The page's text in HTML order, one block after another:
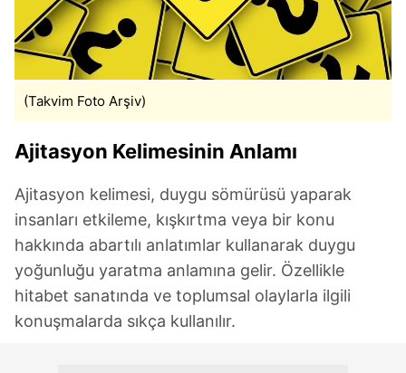
(Takvim Foto Arşiv)
Ajitasyon Kelimesinin Anlamı
Ajitasyon kelimesi, duygu sömürüsü yaparak
insanları etkileme, kışkırtma veya bir konu
hakkında abartılı anlatımlar kullanarak duygu
yoğunluğu yaratma anlamına gelir. Özellikle
hitabet sanatında ve toplumsal olaylarla ilgili
konuşmalarda sıkça kullanılır.